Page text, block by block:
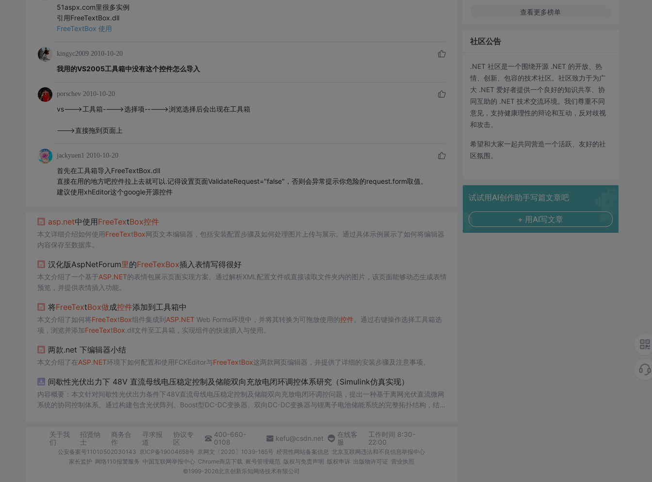
51aspx.com里很多实例
引用FreeTextBox.dll
FreeTextBox 使用
kingyc2009 2010-10-20
我用的VS2005工具箱中没有这个控件怎么导入
porschev 2010-10-20
vs--->工具箱---->选择项----->浏览选择后会出现在工具箱
--->直接拖到页面上
jackyuen1 2010-10-20
首先在工具箱导入FreeTextBox.dll
直接在用的地方吧控件拉上去就可以.记得设置页面ValidateRequest="false"，否则会异常提示你危险的request.form取值。
建议使用xhEditor这个google开源控件
asp.net中使用FreeTextBox控件
本文详细介绍如何使用FreeTextBox网页文本编辑器，包括安装配置步骤及如何处理图片上传与展示。通过具体示例展示了如何将编辑器
内容保存至数据库。
汉化版AspNetForum里的FreeTexBox插入表情写得很好
本文介绍了一个基于ASP.NET的表情包展示页面实现方案。通过解析XML配置文件或直接读取文件夹内的图片，该页面能够动态生成表情
预览，并提供表情插入功能。
将FreeTextBox做成控件添加到工具箱中
本文介绍了如何将FreeTextBox组件集成到ASP.NETWeb Forms环境中，并将其转换为可拖放使用的控件。通过右键操作选择工具箱选
项，浏览并添加FreeTextBox .dll文件至工具箱，实现组件的快速插入与使用。
两款.net 下编辑器小结
本文介绍了在ASP.NET环境下如何配置和使用FCKEditor与FreeTextBox这两款网页编辑器，并提供了详细的安装步骤及注意事项。
间歇性光伏出力下 48V 直流母线电压稳定控制及储能双向充放电闭环调控体系研究（Simulink仿真实现）
内容概要：本文针对间歇性光伏出力条件下48V直流母线电压稳定控制及储能双向充放电闭环调控问题，提出一种基于离网光伏直流微网
系统的协同控制体系。通过构建包含光伏阵列、Boost型DC-DC变换器、双向DC-DC变换器与锂离子电池储能系统的完整拓扑结构，结合
模型，验证了控制策略在多种扰动场景下的有效性与鲁棒性，显著提升了微网在无外部电网支撑下的自主运行能力和电能质量水平。; 适合
人群：具备电力电子、自动控制与新能源系统基础知识的电气工程及相关专业研究生、科研人员，以及从事光伏储能系统、直流微网设计
与仿真的工程技术人员。; 使用场景及目标：①用于教学与科研中离网型光伏直流微网系统的建模与仿真分析；②指导实际工程中48V直
流微网的电压稳定控制与储能协调管理方案设计；③为新能源微网中的能量管理与动态响应优化提供理论支持与仿真验证平台。; 阅读建
关于我
们
招贤纳
士
商务合
作
寻求报
道
协议专
区
400-660-
0108
kefu@csdn.net
在线客
服
工作时间 8:30-
22:00
公安备案号11010502030143 京ICP备19004658号 京网文〔2020〕1039-165号 经营性网站备案信息 北京互联网违法和不良信息举报中心
家长监护 网络110报警服务 中国互联网举报中心 Chrome商店下载 账号管理规范 版权与免责声明 版权申诉 出版物许可证 营业执照
©1999-2026北京创新乐知网络技术有限公司
查看更多榜单
社区公告
.NET 社区是一个围绕开源 .NET 的开放、热
情、创新、包容的技术社区。社区致力于为广
大 .NET 爱好者提供一个良好的知识共享、协
同互助的 .NET 技术交流环境。我们尊重不同
意见，支持健康理性的辩论和互动，反对歧视
和攻击。
希望和大家一起共同营造一个活跃、友好的社
区氛围。
试试用AI创作助手写篇文章吧
+ 用AI写文章